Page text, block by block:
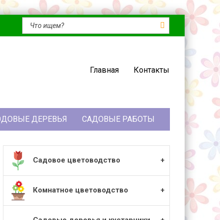
Главная Контакты
ДЕРЕВЬЯ САДОВЫЕ РАБОТЫ
Садовое цветоводство
Комнатное цветоводство